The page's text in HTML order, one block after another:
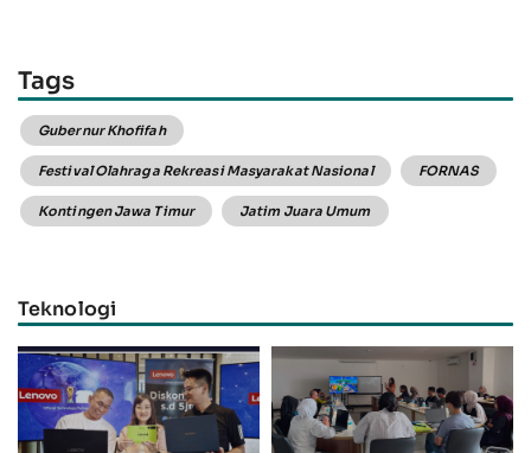
Tags
Gubernur Khofifah
Festival Olahraga Rekreasi Masyarakat Nasional FORNAS
Kontingen Jawa Timur Jatim Juara Umum
Teknologi